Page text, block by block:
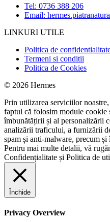
Tel: 0736 388 206
Email:
LINKURI UTILE
Politica de
Termeni si conditii
Politica de Cookies
© 2026 Hermes
Prin utilizarea serviciilor
faptul că folosim module
îmbunătățirii și al personalizării
analizării traficului, a furnizării
spam și anti-malware, precum
Pentru mai multe detalii, vă
Confidențialitate și Politica de
Închide
Privacy Overview